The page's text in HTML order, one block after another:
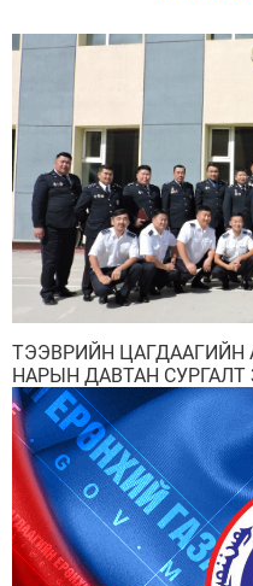
ТЭЭВРИЙН ЦАГДААГИЙН
НАРЫН ДАВТАН